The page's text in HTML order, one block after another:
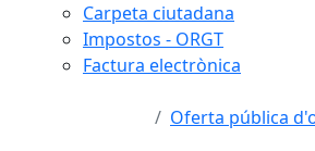
Carpeta ciutadana
Impostos - ORGT
Factura electrònica
Oferta pública